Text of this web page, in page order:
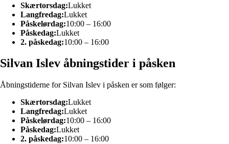
Skærtorsdag:Lukket
Langfredag:Lukket
Påskelørdag:10:00 – 16:00
Påskedag:Lukket
2. påskedag:10:00 – 16:00
Silvan Islev åbningstider i påsken
Åbningstiderne for Silvan Islev i påsken er som følger:
Skærtorsdag:Lukket
Langfredag:Lukket
Påskelørdag:10:00 – 16:00
Påskedag:Lukket
2. påskedag:10:00 – 16:00